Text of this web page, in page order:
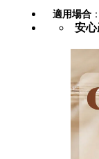
適用場合
安